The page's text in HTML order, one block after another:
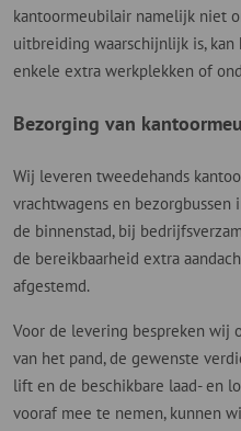
kantoormeubilair namelijk niet
uitbreiding waarschijnlijk is,
enkele extra werkplekken of
Bezorging van
Wij leveren tweedehands
vrachtwagens en bezorgbussen
de binnenstad, bij
de bereikbaarheid extra
afgestemd.
Voor de levering bespreken wij
van het pand, de gewenste
lift en de beschikbare laad- en
vooraf mee te nemen, kunnen